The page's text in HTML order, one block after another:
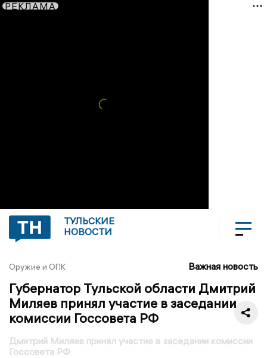
РЕКЛАМА
ТУЛЬСКИЕ
НОВОСТИ
Оружие и ОПК Важная новость
Губернатор Тульской области Дмитрий
Миляев принял участие в заседании
комиссии Госсовета РФ
Дмитрий Миляев принял участие в заседании комиссии
Госсовета РФ